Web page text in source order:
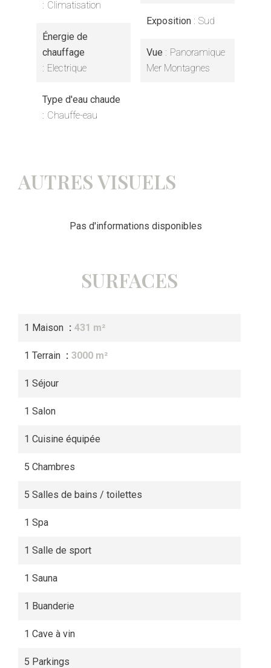
Climatisation
Énergie de
chauffage
Electrique
Type d'eau chaude
Chauffe-eau
Exposition Sud
Vue
Panoramique
Mer Montagnes
AUTRES VISUELS
Pas d'informations disponibles
SURFACES
1 Maison 431 m²
1 Terrain 3000 m²
1 Séjour
1 Salon
1 Cuisine équipée
5 Chambres
5 Salles de bains / toilettes
1 Spa
1 Salle de sport
1 Sauna
1 Buanderie
1 Cave à vin
5 Parkings